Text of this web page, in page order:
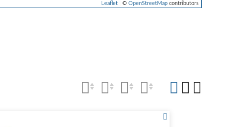
Leaflet | © OpenStreetMap contributors